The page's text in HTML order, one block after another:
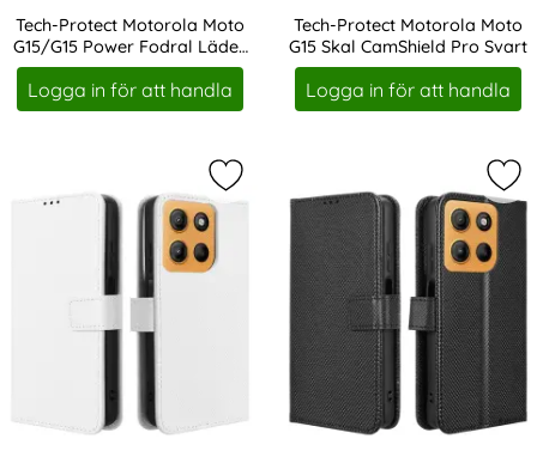
Tech-Protect Motorola Moto
G15/G15 Power Fodral Läder
Matt Svart
Art. nr 236585
Logga in för att handla
Tech-Protect Motorola Moto
G15 Skal CamShield Pro Svart
Art. nr 241837
Logga in för att handla
Markera motorola Moto G15 /